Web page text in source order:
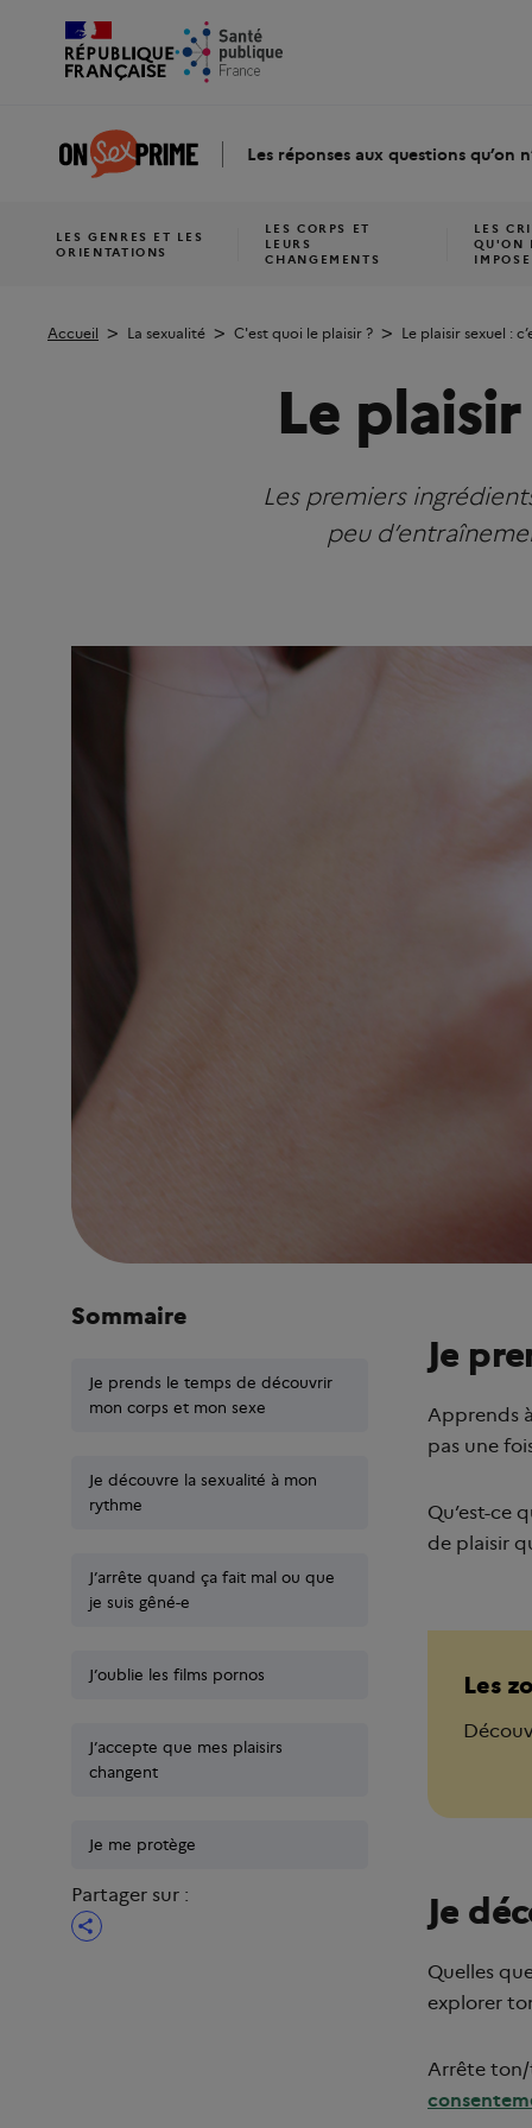
Retour
à
Les réponses aux questions qu’on
LES GENRES ET LES
ORIENTATIONS
LES CORPS ET
LEURS
CHANGEMENTS
LES
QU'ON
IMPOSE
Accueil La sexualité C'est quoi le plaisir ? Le plaisir sexuel :
Le
Les premiers
peu
Sommaire
Je prends le temps de découvrir
mon corps et mon sexe
Je prends le temps de découvrir
mon corps et mon sexe
Je découvre la sexualité à mon
rythme
Je découvre la sexualité à mon
rythme
J’arrête quand ça fait mal ou que
je suis gêné-e
J’arrête quand ça fait mal ou que
je suis gêné-e
J’oublie les films pornos
J’oublie les films pornos
J’accepte que mes plaisirs
changent
J’accepte que mes plaisirs
changent
Je me protège
Je me protège
Partager sur :
Je
Apprends à
pas une
Qu’est-ce
de plaisir
Les
Je
Quelles
explorer
Arrête ton/